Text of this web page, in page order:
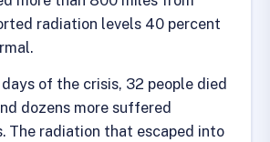
radiation levels 40 percent
of the crisis, 32 people died
dozens more suffered
The radiation that escaped into